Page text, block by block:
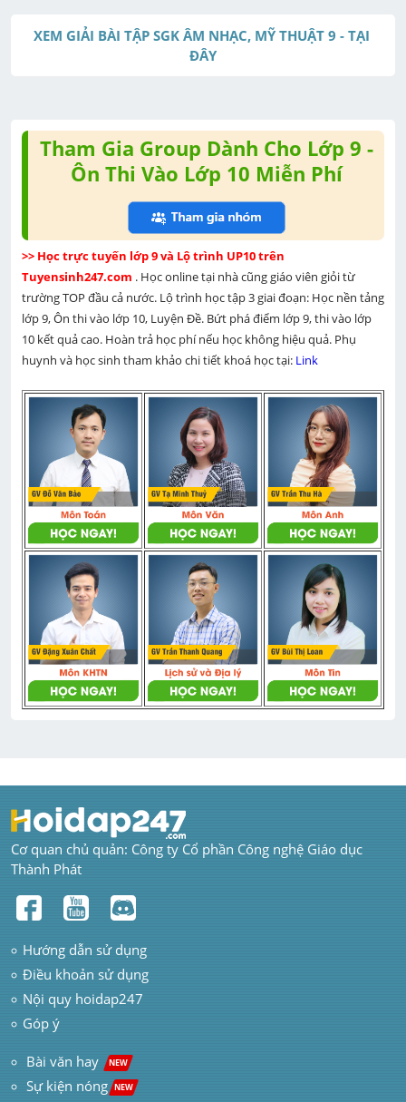
t
XEM GIẢI BÀI TẬP SGK ÂM NHẠC, MỸ THUẬT 9 - TẠI
ĐÂY
Tham Gia Group Dành Cho Lớp 9 -
Ôn Thi Vào Lớp 10 Miễn Phí
>> Học trực tuyến lớp 9 và Lộ trình UP10 trên
Tuyensinh247.com . Học online tại nhà cũng giáo viên giỏi từ
trường TOP đầu cả nước. Lộ trình học tập 3 giai đoạn: Học nền tảng
lớp 9, Ôn thi vào lớp 10, Luyện Đề. Bứt phá điểm lớp 9, thi vào lớp
10 kết quả cao. Hoàn trả học phí nếu học không hiệu quả. Phụ
huynh và học sinh tham khảo chi tiết khoá học tại: Link
Cơ quan chủ quản: Công ty Cổ phần Công nghệ Giáo dục
Thành Phát
Hướng dẫn sử dụng
Điều khoản sử dụng
Nội quy hoidap247
Góp ý
Bài văn hay NEW
Sự kiện nóng NEW